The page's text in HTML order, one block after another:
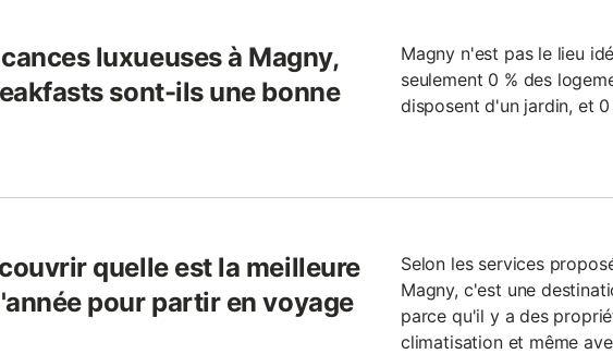
luxueuses à Magny,
sont-ils une bonne
Magny n'est pas le lieu
seulement 0 % des
disposent d'un jardin, et
quelle est la meilleure
pour partir en voyage
Selon les services
Magny, c'est une
parce qu'il y a des
climatisation et même